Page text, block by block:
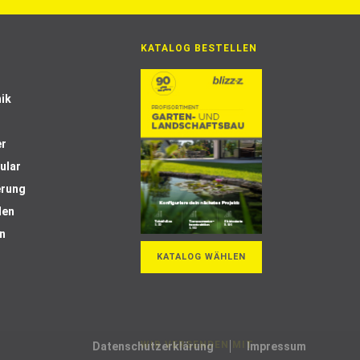
Datenschutzerklärung Impressum
KATALOG BESTELLEN
KATALOG WÄHLEN
WIR VERSENDEN MIT